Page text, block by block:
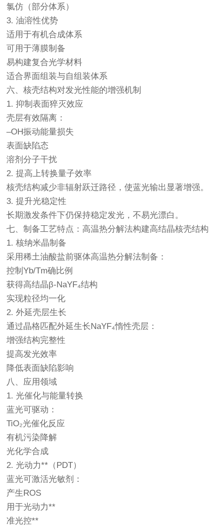
氯仿（部分体系）
3. 油溶性优势
适用于有机合成体系
可用于薄膜制备
易构建复合光学材料
适合界面组装与自组装体系
六、核壳结构对发光性能的增强机制
1. 抑制表面猝灭效应
壳层有效隔离：
–OH振动能量损失
表面缺陷态
溶剂分子干扰
2. 提高上转换量子效率
核壳结构减少非辐射跃迁路径，使蓝光输出显著增强。
3. 提升光稳定性
长期激发条件下仍保持稳定发光，不易光漂白。
七、制备工艺特点：高温热分解法构建高结晶核壳结构
1. 核纳米晶制备
采用稀土油酸盐前驱体高温热分解法制备：
控制Yb/Tm确比例
获得高结晶β-NaYF₄结构
实现粒径均一化
2. 外延壳层生长
通过晶格匹配外延生长NaYF₄惰性壳层：
增强结构完整性
提高发光效率
降低表面缺陷影响
八、应用领域
1. 光催化与能量转换
蓝光可驱动：
TiO₂光催化反应
有机污染降解
光化学合成
2. 光动力**（PDT）
蓝光可激活光敏剂：
产生ROS
用于光动力**
准光控**